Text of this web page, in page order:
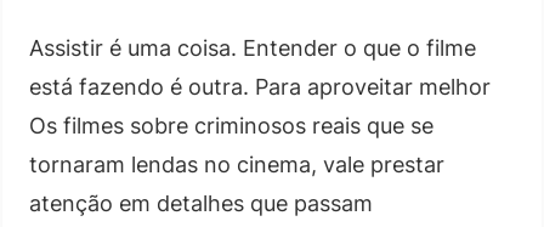
Assistir é uma coisa. Entender o que o filme
está fazendo é outra. Para aproveitar melhor
Os filmes sobre criminosos reais que se
tornaram lendas no cinema, vale prestar
atenção em detalhes que passam